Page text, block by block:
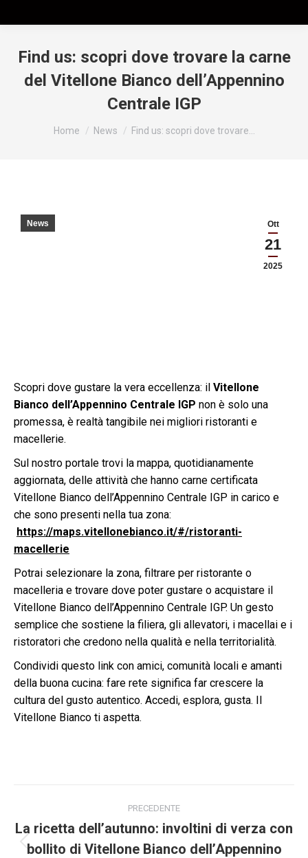
Find us: scopri dove trovare la carne
del Vitellone Bianco dell’Appennino
Centrale IGP
Tu sei qui:
Home News Find us: scopri dove trovare…
Ott
21
2025
News
Scopri dove gustare la vera eccellenza: il Vitellone
Bianco dell’Appennino Centrale IGP non è solo una
promessa, è realtà tangibile nei migliori ristoranti e
macellerie.
Sul nostro portale trovi la mappa, quotidianamente
aggiornata, delle attività che hanno carne certificata
Vitellone Bianco dell’Appennino Centrale IGP in carico e
che sono presenti nella tua zona:
https://maps.vitellonebianco.it/#/ristoranti-
macellerie
Potrai selezionare la zona, filtrare per ristorante o
macelleria e trovare dove poter gustare o acquistare il
Vitellone Bianco dell’Appennino Centrale IGP. Un gesto
semplice che sostiene la filiera, gli allevatori, i macellai e i
ristoratori che credono nella qualità e nella territorialità.
Condividi questo link con amici, comunità locali e amanti
della buona cucina: fare rete significa far crescere la
cultura del gusto autentico. Accedi, esplora, gusta. Il
Vitellone Bianco ti aspetta.
tra
PRECEDENTE
Post
La ricetta dell’autunno: involtini di verza con
bollito di Vitellone Bianco dell’Appennino